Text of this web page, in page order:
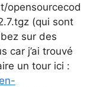
opensourcecod
(qui sont
sur des
car j’ai trouvé
un tour ici :